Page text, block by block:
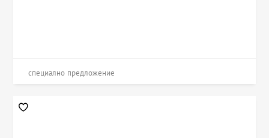
специално предложение